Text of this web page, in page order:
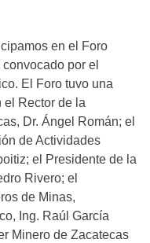
en el Foro
por el
El Foro tuvo una
el Rector de la
Dr. Ángel Román; el
de Actividades
el Presidente de la
Rivero; el
de Minas,
Ing. Raúl García
Minero de Zacatecas